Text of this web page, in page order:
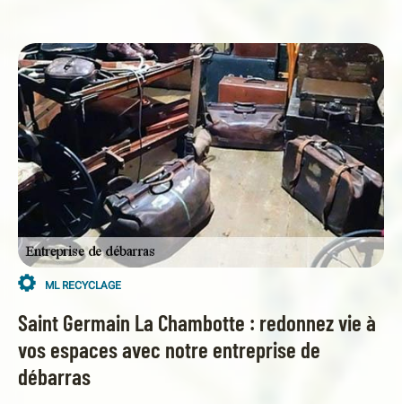
ML RECYCLAGE
Saint Germain La Chambotte : redonnez vie à
vos espaces avec notre entreprise de
débarras